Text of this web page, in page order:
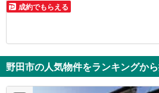
成約でもらえる
野田市の人気物件をランキングか